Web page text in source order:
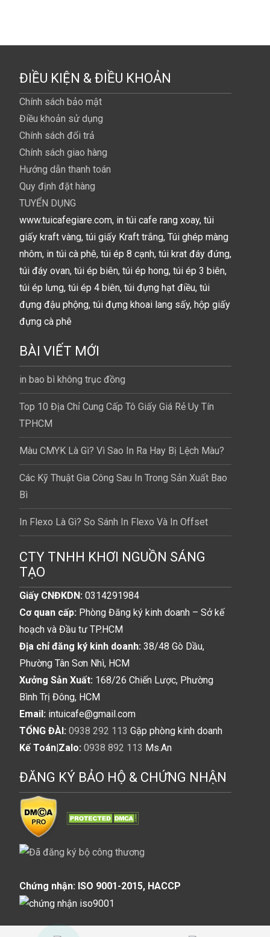
ĐIỀU KIỆN & ĐIỀU KHOẢN
Chính sách bảo mật
Điều khoản sử dụng
Chính sách đổi trả
Chính sách giao hàng
Hướng dẫn thanh toán
Quy định đặt hàng
TUYỂN DỤNG
www.tuicafegiare.com, in túi cafe rang xoay, túi
giấy kraft vàng, túi giấy Kraft trắng, Túi ghép màng
nhôm, in túi cà phê, túi ép 8 cạnh, túi krat đáy đứng,
túi đáy ovan, túi ép biên, túi ép hong, túi ép 3 biên,
túi ép lưng, túi ép 4 biên, túi đựng hạt điều, túi
đựng đậu phộng, túi đựng khoai lang sấy, hộp giấy
đựng cà phê
BÀI VIẾT MỚI
in bao bì không trục đồng
Top 10 Địa Chỉ Cung Cấp Tô Giấy Giá Rẻ Uy Tín
TPHCM
Màu CMYK Là Gì? Vì Sao In Ra Hay Bị Lệch Màu?
Các Kỹ Thuật Gia Công Sau In Trong Sản Xuất Bao
Bì
In Flexo Là Gì? So Sánh In Flexo Và In Offset
CTY TNHH KHƠI NGUỒN SÁNG
TẠO
Giấy CNĐKDN: 0314291984
Cơ quan cấp: Phòng Đăng ký kinh doanh – Sở kế
hoạch và Đầu tư TP.HCM
Địa chỉ đăng ký kinh doanh: 38/48 Gò Dầu,
Phường Tân Sơn Nhì, HCM
Xưởng Sản Xuất: 168/26 Chiến Lược, Phường
Bình Trị Đông, HCM
Email: intuicafe@gmail.com
TỔNG ĐÀI: 0938 292 113 Gặp phòng kinh doanh
Kế Toán|Zalo: 0938 892 113 Ms.An
ĐĂNG KÝ BẢO HỘ & CHỨNG NHẬN
Chứng nhận: ISO 9001-2015, HACCP